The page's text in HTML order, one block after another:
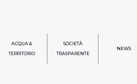
ACQUA &
TERRITORIO
SOCIETÀ
TRASPARENTE
NEWS